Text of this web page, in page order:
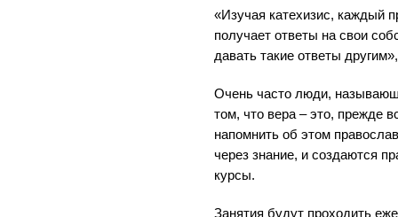
«Изучая катехизис, каждый
получает ответы на свои
давать такие ответы
Очень часто люди,
том, что вера – это, прежде
напомнить об этом
через знание, и создаются
курсы.
Занятия будут проходить